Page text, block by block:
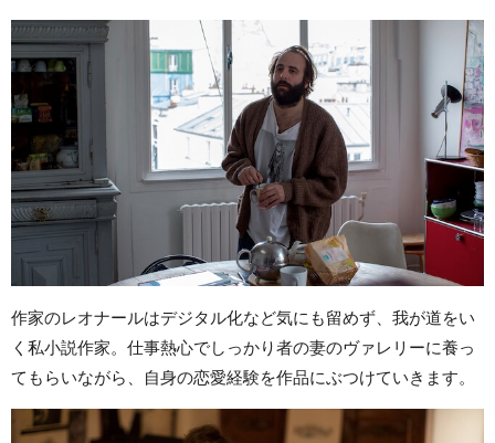
作家のレオナールはデジタル化など気にも留めず、我が道をい
く私小説作家。仕事熱心でしっかり者の妻のヴァレリーに養っ
てもらいながら、自身の恋愛経験を作品にぶつけていきます。